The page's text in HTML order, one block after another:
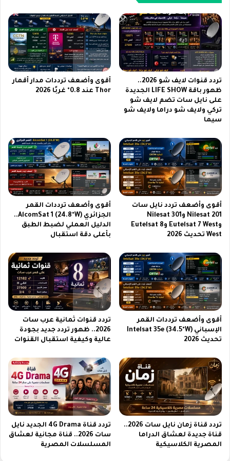
ي
إ
د
د
ا
ت
م
ت
ق
م
ل
ه
ف
ج
د
ي
غ
ي
ق
و
ا
ع
ل
ل
ع
ب
ة
ن
ظ
ا
م
H
p
e
r
O
S
3
ل
ا
ل
م
ل
ا
ه
ا
ا
ج
د
ي
د
إ
ع
د
ا
د
ا
ت
م
ت
تردد قنوات لايف شو 2026..
ظهور باقة LIFE SHOW الجديدة
على نايل سات تضم لايف شو
تركي ولايف شو دراما ولايف شو
سيما
أقوى وأضعف ترددات مدار أقمار
Thor عند 0.8° غربًا 2026
أقوى وأضعف تردد نايل سات
Nilesat 201 وNilesat 301
وEutelsat 7 West وEutelsat 8
West تحديث 2026
أقوى وأضعف ترددات القمر
الجزائري AlcomSat 1 (24.8°W)..
الدليل العملي لضبط الطبق
بأعلى دقة استقبال
أقوى وأضعف ترددات القمر
الإسباني Intelsat 35e (34.5°W)
تحديث 2026
تردد قنوات ثمانية عرب سات
2026.. ظهور تردد جديد بجودة
عالية وكيفية استقبال القنوات
تردد قناة زمان نايل سات 2026..
قناة جديدة لعشاق الدراما
المصرية الكلاسيكية
تردد قناة 4G Drama الجديد نايل
سات 2026.. قناة مجانية لعشاق
المسلسلات المصرية